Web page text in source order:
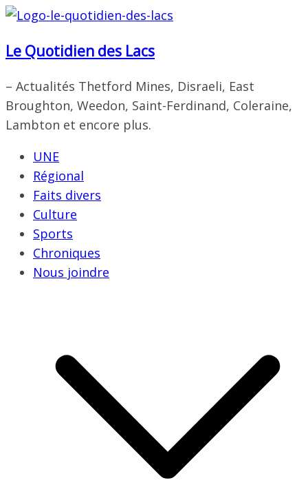
Passer
contenu
Le Quotidien des Lacs
– Actualités Thetford Mines, Disraeli, East
Broughton, Weedon, Saint-Ferdinand, Coleraine,
Lambton et encore plus.
UNE
Régional
Faits divers
Culture
Sports
Chroniques
Nous joindre